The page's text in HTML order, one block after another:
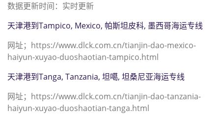
数据更新时间：实时更新
天津港到Tampico, Mexico, 帕斯坦皮科, 墨西哥海运专线
网址；https://www.dlck.com.cn/tianjin-dao-mexico-
haiyun-xuyao-duoshaotian-tampico.html
天津港到Tanga, Tanzania, 坦噶, 坦桑尼亚海运专线
网址；https://www.dlck.com.cn/tianjin-dao-tanzania-
haiyun-xuyao-duoshaotian-tanga.html